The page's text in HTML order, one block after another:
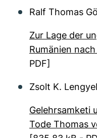
Ralf Thomas
Zur Lage der
Rumänien
PDF]
Zsolt K. Lengyel
Gelehrsamketi
Tode Thomas